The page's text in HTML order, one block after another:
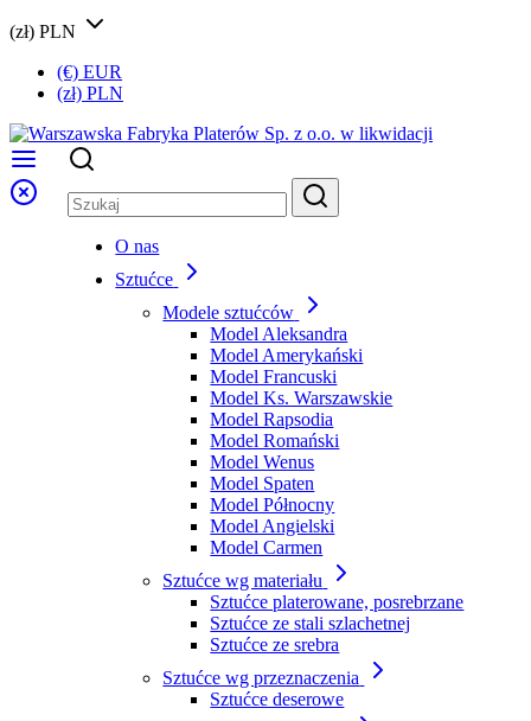
(zł) PLN
(€) EUR
(zł) PLN
O nas
Sztućce
Modele sztućców
Model Aleksandra
Model Amerykański
Model Francuski
Model Ks. Warszawskie
Model Rapsodia
Model Romański
Model Wenus
Model Spaten
Model Północny
Model Angielski
Model Carmen
Sztućce wg materiału
Sztućce platerowane, posrebrzane
Sztućce ze stali szlachetnej
Sztućce ze srebra
Sztućce wg przeznaczenia
Sztućce deserowe